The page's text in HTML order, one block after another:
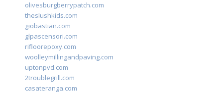
olivesburgberrypatch.com
theslushkids.com
giobastian.com
glpascensori.com
rifloorepoxy.com
woolleymillingandpaving.com
uptonpvd.com
2troublegrill.com
casateranga.com